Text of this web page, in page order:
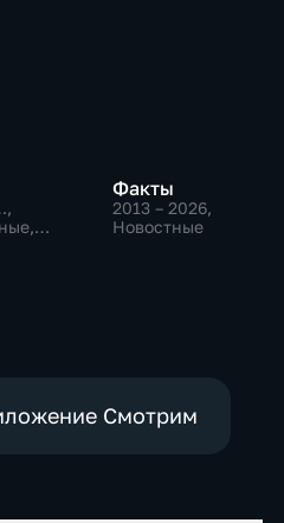
,
Факты
2013 – 2026,
Новостные
Смотрим